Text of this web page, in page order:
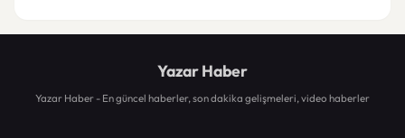
Yazar Haber
Yazar Haber - En güncel haberler, son dakika gelişmeleri, video haberler